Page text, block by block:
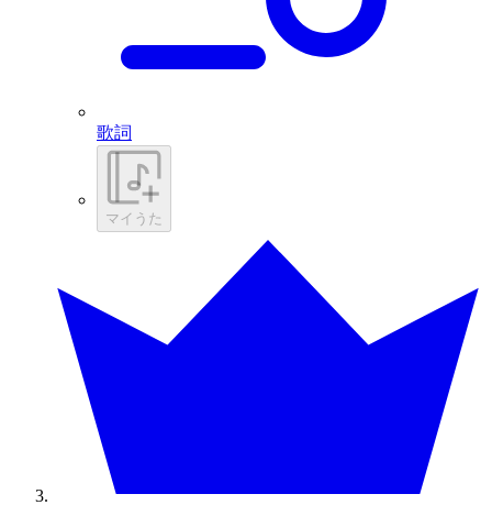
歌詞
マイうた